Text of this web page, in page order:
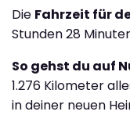
Die Fahrzeit für
Stunden 28
So gehst du auf
1.276 Kilometer
in deiner neuen